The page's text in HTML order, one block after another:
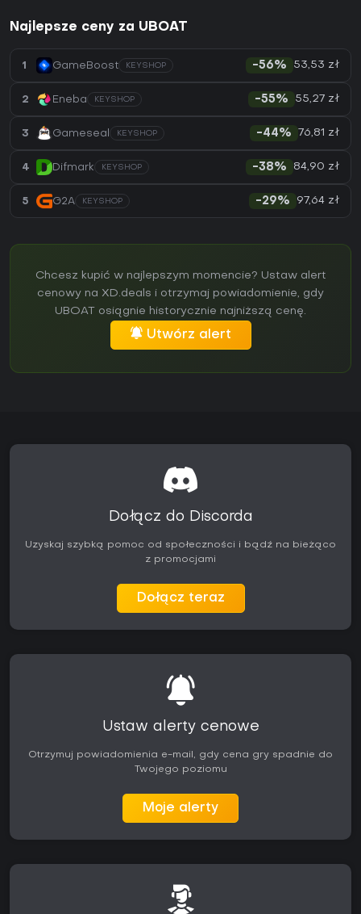
Najlepsze ceny za UBOAT
1 GameBoost KEYSHOP -56% 53,53 zł
2 Eneba KEYSHOP -55% 55,27 zł
3 Gameseal KEYSHOP -44% 76,81 zł
4 Difmark KEYSHOP -38% 84,90 zł
5 G2A KEYSHOP -29% 97,64 zł
Chcesz kupić w najlepszym momencie? Ustaw alert
cenowy na XD.deals i otrzymaj powiadomienie, gdy
UBOAT osiągnie historycznie najniższą cenę.
Utwórz alert
Dołącz do Discorda
Uzyskaj szybką pomoc od społeczności i bądź na bieżąco
z promocjami
Dołącz teraz
Ustaw alerty cenowe
Otrzymuj powiadomienia e-mail, gdy cena gry spadnie do
Twojego poziomu
Moje alerty